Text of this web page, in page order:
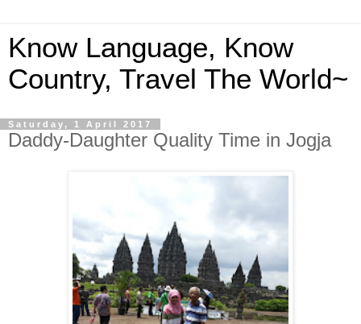
Know Language, Know
Country, Travel The World~
Saturday, 1 April 2017
Daddy-Daughter Quality Time in Jogja